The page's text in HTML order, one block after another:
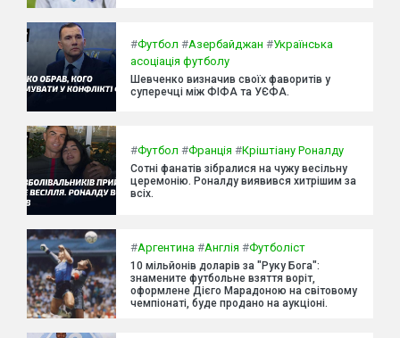
#Футбол #Азербайджан #Українська
асоціація футболу
Шевченко визначив своїх фаворитів у
суперечці між ФІФА та УЄФА.
#Футбол #Франція #Кріштіану Роналду
Сотні фанатів зібралися на чужу весільну
церемонію. Роналду виявився хитрішим за
всіх.
#Аргентина #Англія #Футболіст
10 мільйонів доларів за "Руку Бога":
знамените футбольне взяття воріт,
оформлене Дієго Марадоною на світовому
чемпіонаті, буде продано на аукціоні.